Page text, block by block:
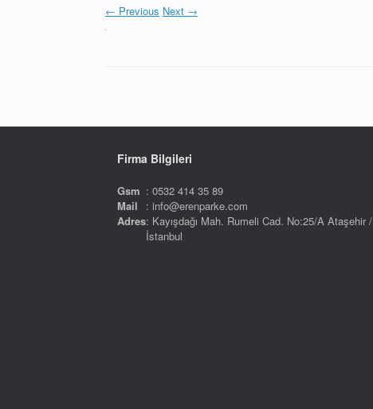
← Previous Next →
Firma Bilgileri
Gsm : 0532 414 35 89
Mail
: info@erenparke.com
Adres: Kayışdağı Mah. Rumeli Cad. No:25/A Ataşehir /
İstanbul